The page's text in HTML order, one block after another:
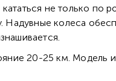
не только
колеса
20-25 км. Модель